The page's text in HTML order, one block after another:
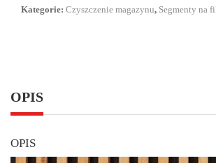
Kategorie: Czyszczenie magazynu, Segmenty na
OPIS
OPIS